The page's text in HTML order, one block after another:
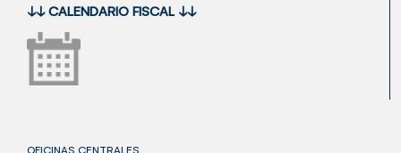
↓↓ CALENDARIO FISCAL ↓↓
OFICINAS CENTRALES